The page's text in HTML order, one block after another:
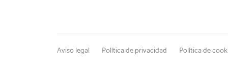
Aviso legal Política de privacidad Política de